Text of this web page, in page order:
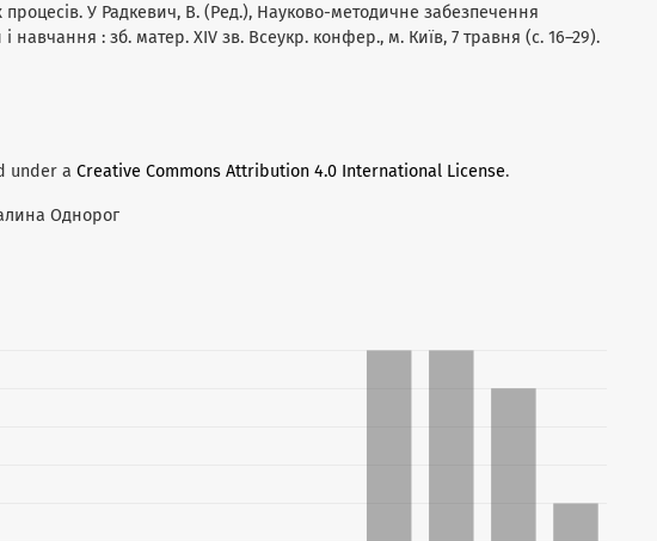
У Радкевич, В. (Ред.), Науково-методичне забезпечення
і навчання : зб. матер. XIV зв. Всеукр. конфер., м. Київ, 7 травня (с. 16–29).
under a Creative Commons Attribution 4.0 International License.
Однорог